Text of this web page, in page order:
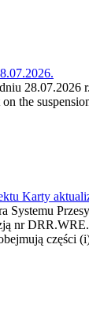
the
Karty
nr
części